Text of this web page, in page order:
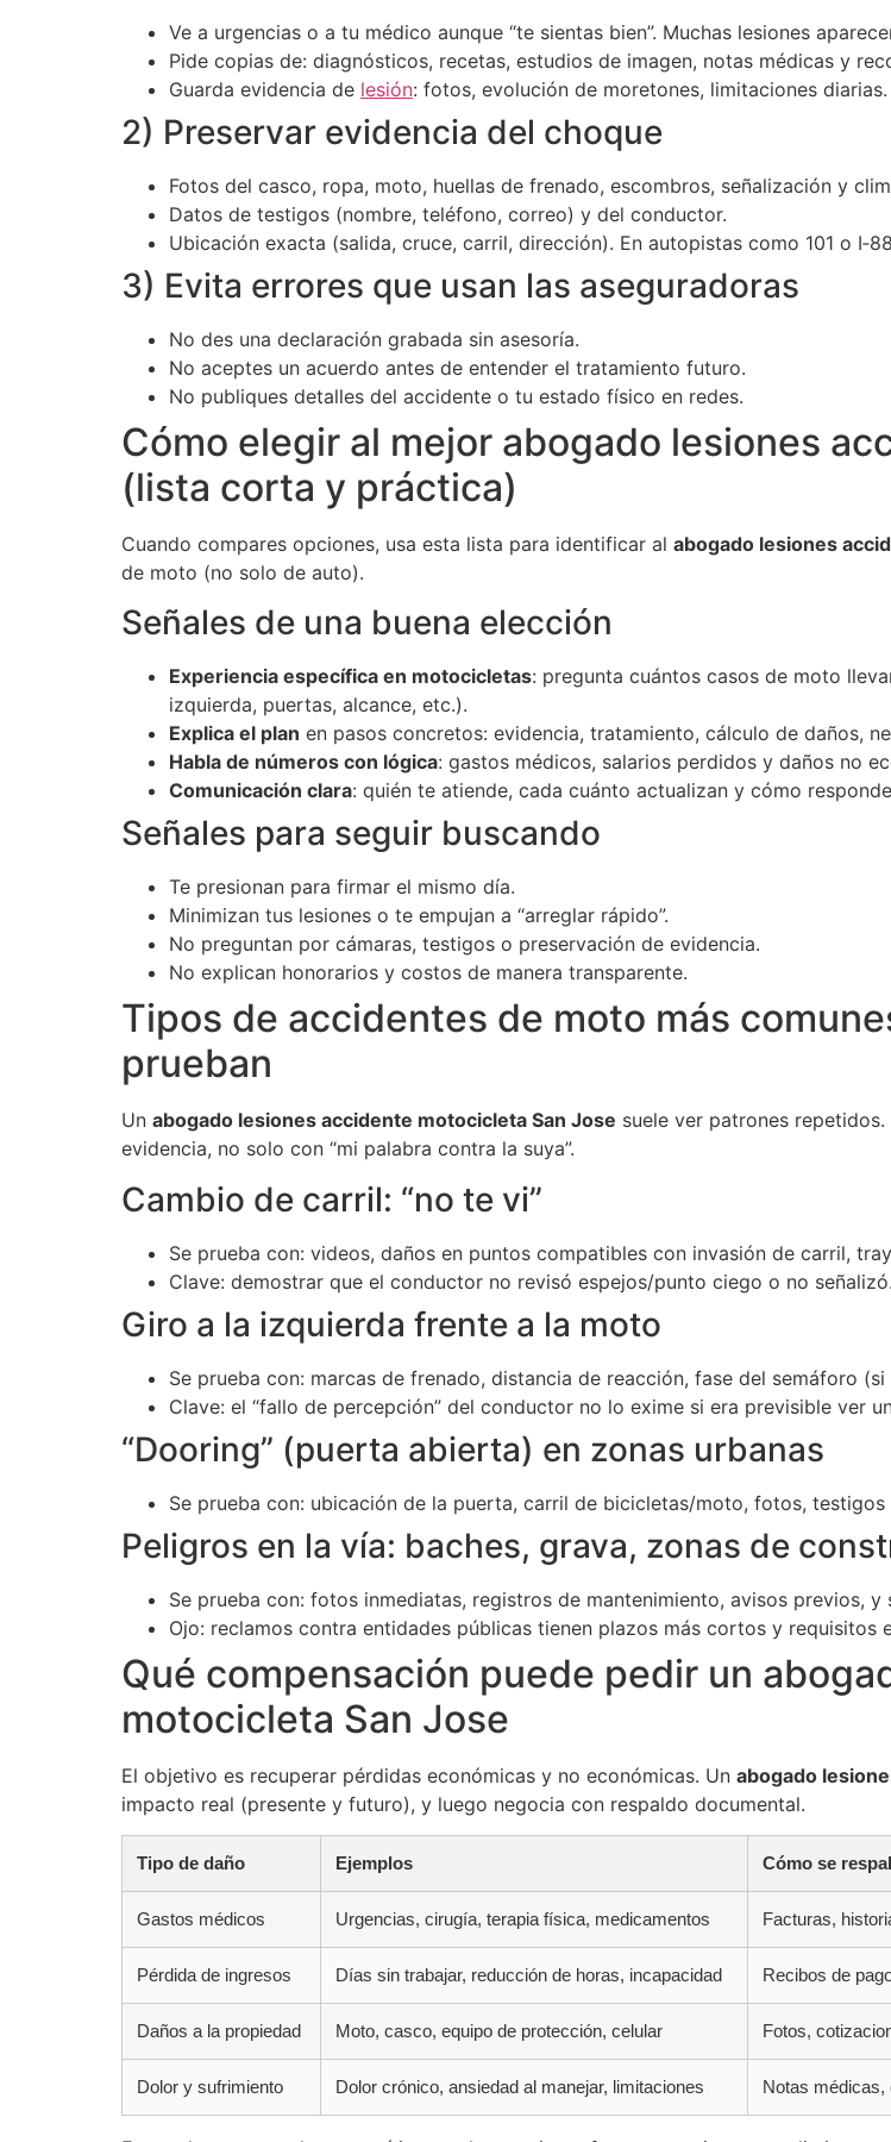
Ve a urgencias o a tu médico aunque “te sientas bien”. Muchas lesiones
Pide copias de: diagnósticos, recetas, estudios de imagen, notas médicas y
Guarda evidencia de lesión: fotos, evolución de moretones, limitaciones diarias.
2) Preservar evidencia del choque
Fotos del casco, ropa, moto, huellas de frenado, escombros, señalización y
Datos de testigos (nombre, teléfono, correo) y del conductor.
Ubicación exacta (salida, cruce, carril, dirección). En autopistas como 101 o
3) Evita errores que usan las aseguradoras
No des una declaración grabada sin asesoría.
No aceptes un acuerdo antes de entender el tratamiento futuro.
No publiques detalles del accidente o tu estado físico en redes.
Cómo elegir al mejor abogado lesiones
(lista corta y práctica)
Cuando compares opciones, usa esta lista para identificar al abogado lesiones
de moto (no solo de auto).
Señales de una buena elección
Experiencia específica en motocicletas: pregunta cuántos casos de moto
izquierda, puertas, alcance, etc.).
Explica el plan en pasos concretos: evidencia, tratamiento, cálculo de daños,
Habla de números con lógica: gastos médicos, salarios perdidos y daños no
Comunicación clara: quién te atiende, cada cuánto actualizan y cómo
Señales para seguir buscando
Te presionan para firmar el mismo día.
Minimizan tus lesiones o te empujan a “arreglar rápido”.
No preguntan por cámaras, testigos o preservación de evidencia.
No explican honorarios y costos de manera transparente.
Tipos de accidentes de moto más
prueban
Un abogado lesiones accidente motocicleta San Jose suele ver patrones
evidencia, no solo con “mi palabra contra la suya”.
Cambio de carril: “no te vi”
Se prueba con: videos, daños en puntos compatibles con invasión de carril,
Clave: demostrar que el conductor no revisó espejos/punto ciego o no señalizó.
Giro a la izquierda frente a la moto
Se prueba con: marcas de frenado, distancia de reacción, fase del semáforo
Clave: el “fallo de percepción” del conductor no lo exime si era previsible ver
“Dooring” (puerta abierta) en zonas urbanas
Se prueba con: ubicación de la puerta, carril de bicicletas/moto, fotos,
Peligros en la vía: baches, grava, zonas de
Se prueba con: fotos inmediatas, registros de mantenimiento, avisos previos,
Ojo: reclamos contra entidades públicas tienen plazos más cortos y requisitos
Qué compensación puede pedir un
motocicleta San Jose
El objetivo es recuperar pérdidas económicas y no económicas. Un abogado
impacto real (presente y futuro), y luego negocia con respaldo documental.
Tipo de daño Ejemplos Cómo se
Gastos médicos Urgencias, cirugía, terapia física, medicamentos Facturas,
Pérdida de ingresos Días sin trabajar, reducción de horas, incapacidad Recibos de
Daños a la propiedad Moto, casco, equipo de protección, celular Fotos,
Dolor y sufrimiento Dolor crónico, ansiedad al manejar, limitaciones Notas médicas,